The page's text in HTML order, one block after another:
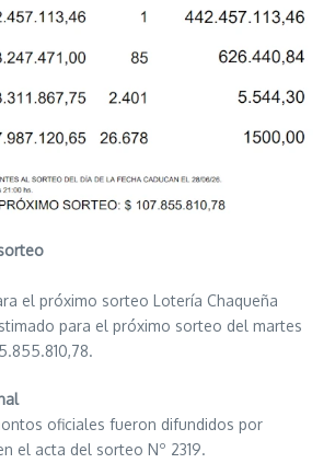
el próximo sorteo Lotería Chaqueña
para el próximo sorteo del martes
oficiales fueron difundidos por
el acta del sorteo Nº 2319.